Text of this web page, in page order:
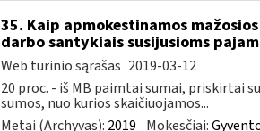
35. Kaip apmokestinamos
darbo santykiais susijusioms
Web turinio sąrašas 2019-03-12
20 proc. - iš MB paimtai sumai, priskirtai
sumos, nuo kurios skaičiuojamos...
Metai (Archyvas): 2019 Mokesčiai: